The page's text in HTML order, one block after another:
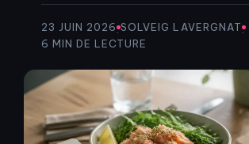
23 JUIN 2026·SOLVEIG LAVERGNAT·
6 MIN DE LECTURE